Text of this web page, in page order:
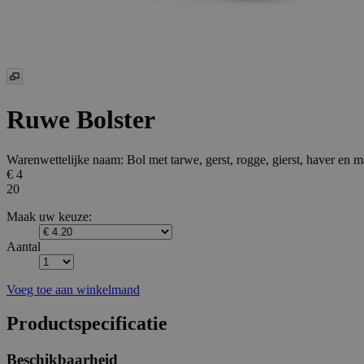
Ruwe Bolster
Warenwettelijke naam: Bol met tarwe, gerst, rogge, gierst, haver en
€ 4
20
Maak uw keuze:
Aantal
Voeg toe aan winkelmand
Productspecificatie
Beschikbaarheid